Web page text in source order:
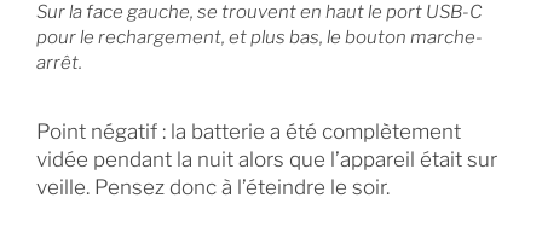
Sur la face gauche, se trouvent en haut le port USB-C
pour le rechargement, et plus bas, le bouton marche-
arrêt.
Point négatif : la batterie a été complètement
vidée pendant la nuit alors que l’appareil était sur
veille. Pensez donc à l’éteindre le soir.